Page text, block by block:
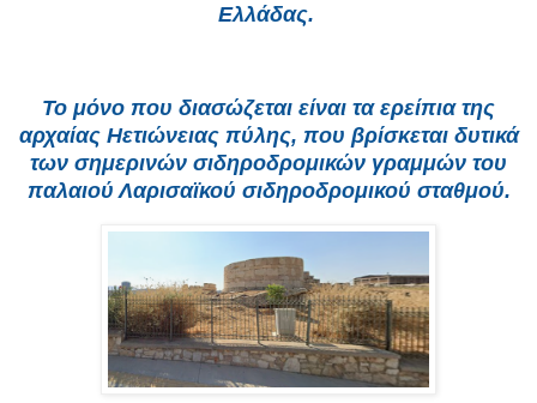
Ελλάδας.
Το μόνο που διασώζεται είναι τα ερείπια της
αρχαίας Ηετιώνειας πύλης, που βρίσκεται δυτικά
των σημερινών σιδηροδρομικών γραμμών του
παλαιού Λαρισαϊκού σιδηροδρομικού σταθμού.